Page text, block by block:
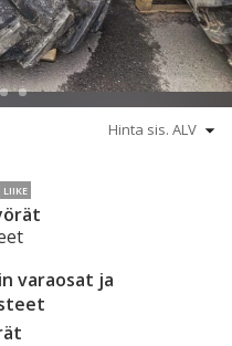
LIIKE
varaosat ja